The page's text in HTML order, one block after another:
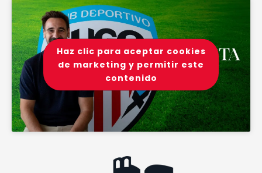
Haz clic para aceptar cookies
de marketing y permitir este
contenido